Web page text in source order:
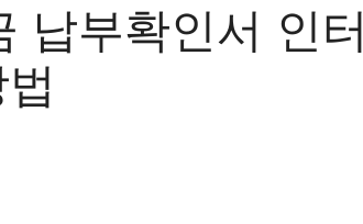
납부확인서 인터